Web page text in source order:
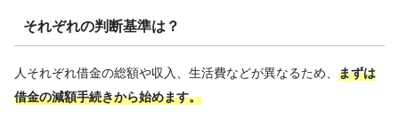
それぞれの判断基準は？
人それぞれ借金の総額や収入、生活費などが異なるため、 まずは
借金の減額手続きから始めます。